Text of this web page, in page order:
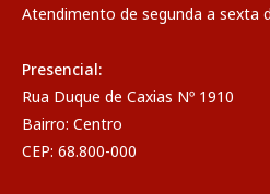
Atendimento de segunda a sexta
Presencial:
Rua Duque de Caxias Nº 1910
Bairro: Centro
CEP: 68.800-000